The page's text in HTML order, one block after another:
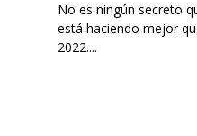
No es ningún secreto
está haciendo mejor
2022....